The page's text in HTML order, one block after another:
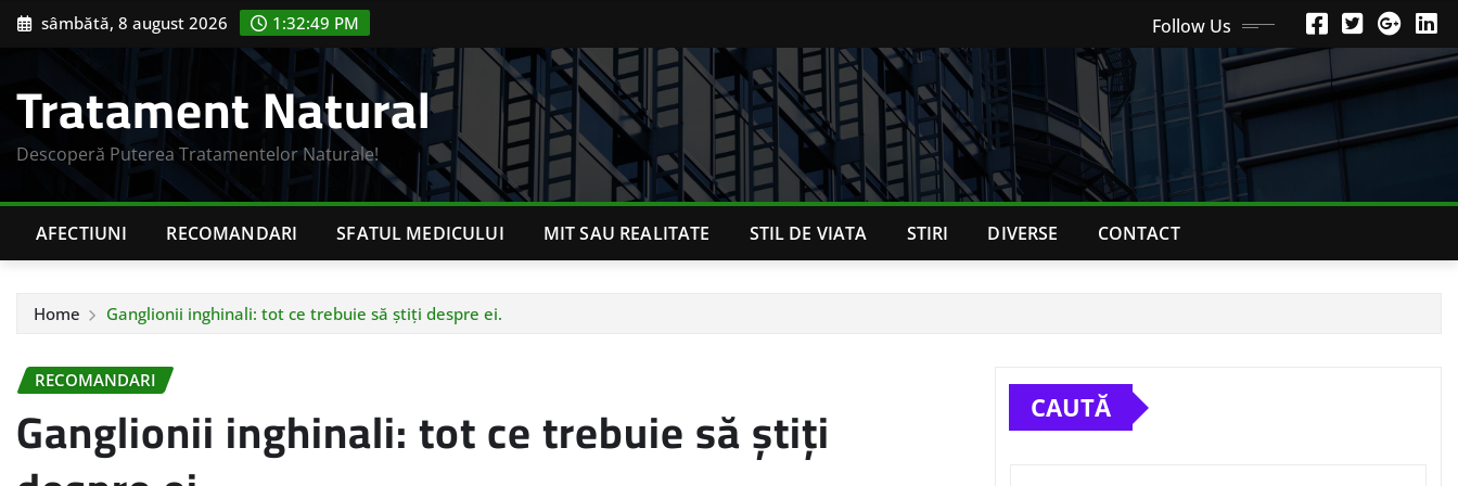
Skip sâmbătă, 8 august 2026 1:32:50 PM Follow Us
Tratament Natural
Descoperă Puterea Tratamentelor Naturale!
AFECTIUNI RECOMANDARI SFATUL MEDICULUI MIT SAU REALITATE STIL DE VIATA STIRI DIVERSE CONTACT
Home Ganglionii inghinali: tot ce trebuie să știți despre ei.
RECOMANDARI
Ganglionii inghinali: tot ce trebuie să știți CAUTĂ